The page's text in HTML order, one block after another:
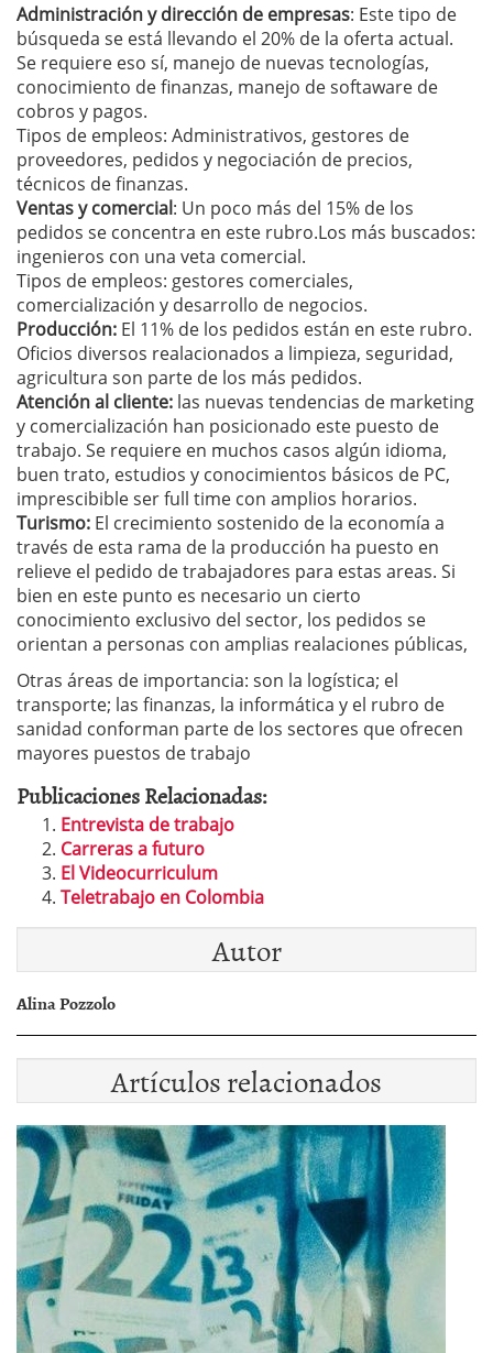
Administración y dirección de empresas: Este tipo de
búsqueda se está llevando el 20% de la oferta actual.
Se requiere eso sí, manejo de nuevas tecnologías,
conocimiento de finanzas, manejo de softaware de
cobros y pagos.
Tipos de empleos: Administrativos, gestores de
proveedores, pedidos y negociación de precios,
técnicos de finanzas.
Ventas y comercial: Un poco más del 15% de los
pedidos se concentra en este rubro.Los más buscados:
ingenieros con una veta comercial.
Tipos de empleos: gestores comerciales,
comercialización y desarrollo de negocios.
Producción: El 11% de los pedidos están en este rubro.
Oficios diversos realacionados a limpieza, seguridad,
agricultura son parte de los más pedidos.
Atención al cliente: las nuevas tendencias de marketing
y comercialización han posicionado este puesto de
trabajo. Se requiere en muchos casos algún idioma,
buen trato, estudios y conocimientos básicos de PC,
imprescibible ser full time con amplios horarios.
Turismo: El crecimiento sostenido de la economía a
través de esta rama de la producción ha puesto en
relieve el pedido de trabajadores para estas areas. Si
bien en este punto es necesario un cierto
conocimiento exclusivo del sector, los pedidos se
orientan a personas con amplias realaciones públicas,
Otras áreas de importancia: son la logística; el
transporte; las finanzas, la informática y el rubro de
sanidad conforman parte de los sectores que ofrecen
mayores puestos de trabajo
Publicaciones Relacionadas:
Entrevista de trabajo
Carreras a futuro
El Videocurriculum
Teletrabajo en Colombia
Autor
Alina Pozzolo
Artículos relacionados